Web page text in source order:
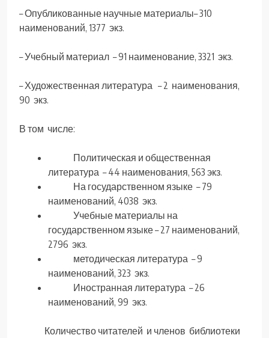
– Опубликованные научные материалы– 310
наименований, 1377 экз.
– Учебный материал – 91 наименование, 3321 экз.
– Художественная литература – 2 наименования,
90 экз.
В том числе:
Политическая и общественная
литература – 44 наименования, 563 экз.
На государственном языке – 79
наименований, 4038 экз.
Учебные материалы на
государственном языке – 27 наименований,
2796 экз.
методическая литература – 9
наименований, 323 экз.
Иностранная литература – 26
наименований, 99 экз.
Количество читателей и членов библиотеки